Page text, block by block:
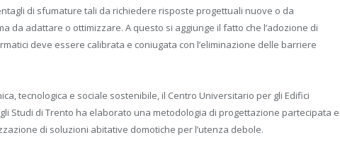
di sfumature tali da richiedere risposte progettuali nuove o da
da adattare o ottimizzare. A questo si aggiunge il fatto che l’adozione di
deve essere calibrata e coniugata con l’eliminazione delle barriere
tecnologica e sociale sostenibile, il Centro Universitario per gli Edifici
Studi di Trento ha elaborato una metodologia di progettazione partecipata e
di soluzioni abitative domotiche per l’utenza debole.